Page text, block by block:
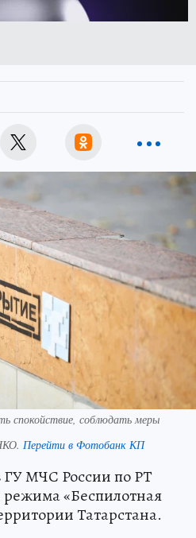
спокойствие, соблюдать меры
Перейти в Фотобанк КП
ГУ МЧС России по РТ
режима «Беспилотная
Татарстана.